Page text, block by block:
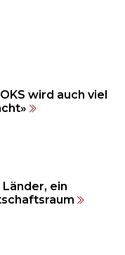
wird auch viel
ein